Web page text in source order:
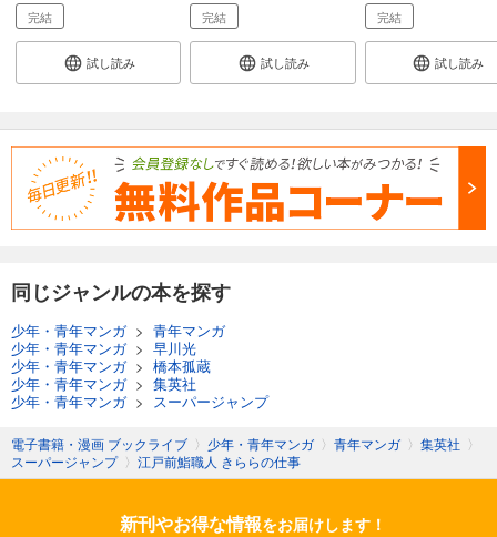
完結
試し読み
完結
試し読み
完結
試し読み
同じジャンルの本を探す
少年・青年マンガ> 青年マンガ
少年・青年マンガ> 早川光
少年・青年マンガ> 橋本孤蔵
少年・青年マンガ> 集英社
少年・青年マンガ> スーパージャンプ
電子書籍・漫画 ブックライブ 〉 少年・青年マンガ 〉 青年マンガ 〉 集英社 〉
スーパージャンプ 〉 江戸前鮨職人 きららの仕事
新刊やお得な情報をお届けします！